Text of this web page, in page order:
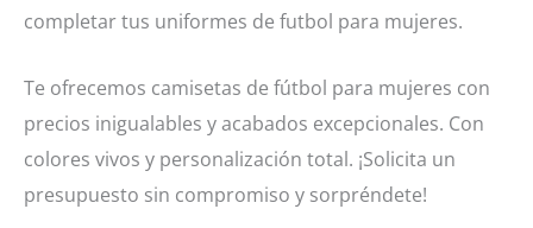
completar tus uniformes de futbol para mujeres.
Te ofrecemos camisetas de fútbol para mujeres con
precios inigualables y acabados excepcionales. Con
colores vivos y personalización total. ¡Solicita un
presupuesto sin compromiso y sorpréndete!